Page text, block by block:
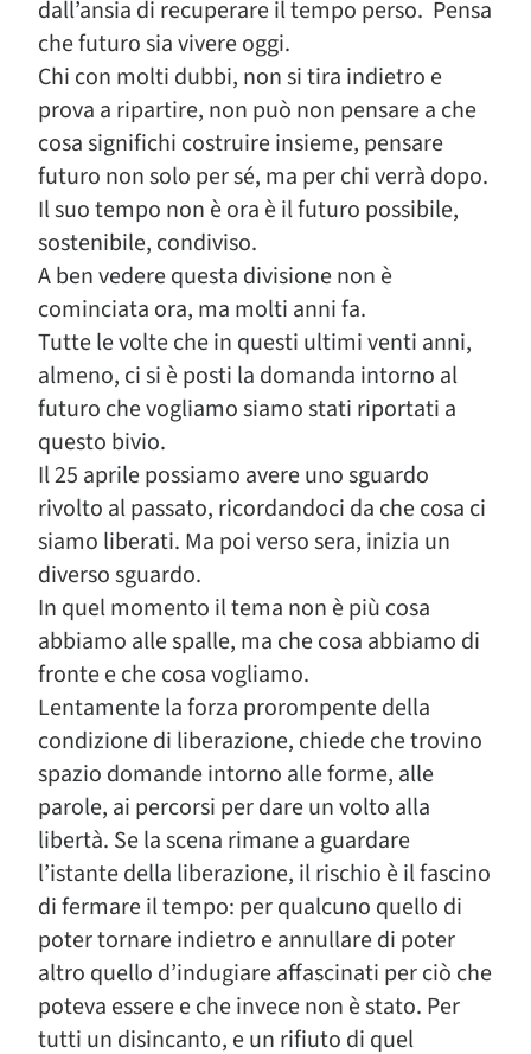
dall’ansia di recuperare il tempo perso. Pensa
che futuro sia vivere oggi.
Chi con molti dubbi, non si tira indietro e
prova a ripartire, non può non pensare a che
cosa significhi costruire insieme, pensare
futuro non solo per sé, ma per chi verrà dopo.
Il suo tempo non è ora è il futuro possibile,
sostenibile, condiviso.
A ben vedere questa divisione non è
cominciata ora, ma molti anni fa.
Tutte le volte che in questi ultimi venti anni,
almeno, ci si è posti la domanda intorno al
futuro che vogliamo siamo stati riportati a
questo bivio.
Il 25 aprile possiamo avere uno sguardo
rivolto al passato, ricordandoci da che cosa ci
siamo liberati. Ma poi verso sera, inizia un
diverso sguardo.
In quel momento il tema non è più cosa
abbiamo alle spalle, ma che cosa abbiamo di
fronte e che cosa vogliamo.
Lentamente la forza prorompente della
condizione di liberazione, chiede che trovino
spazio domande intorno alle forme, alle
parole, ai percorsi per dare un volto alla
libertà. Se la scena rimane a guardare
l’istante della liberazione, il rischio è il fascino
di fermare il tempo: per qualcuno quello di
poter tornare indietro e annullare di poter
altro quello d’indugiare affascinati per ciò che
poteva essere e che invece non è stato. Per
tutti un disincanto, e un rifiuto di quel